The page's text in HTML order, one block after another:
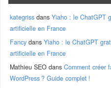
kategriss dansYiaho : le ChatGPT
artificielle en France
Fancy dansYiaho : le ChatGPT
artificielle en France
Mathieu SEO dansComment créer
WordPress ? Guide complet !